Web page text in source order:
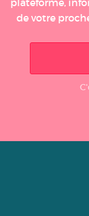
de votre